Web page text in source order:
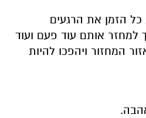
כל הזמן את הרגעים
למחזר אותם עוד פעם ועוד
המחזור ויהפכו להיות